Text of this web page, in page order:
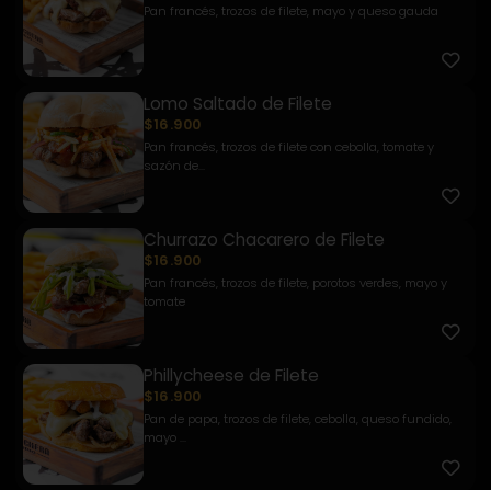
Pan francés, trozos de filete, mayo y queso gauda
Lomo Saltado de Filete
$16.900
Pan francés, trozos de filete con cebolla, tomate y
sazón de...
Churrazo Chacarero de Filete
$16.900
Pan francés, trozos de filete, porotos verdes, mayo y
tomate
Phillycheese de Filete
$16.900
Pan de papa, trozos de filete, cebolla, queso fundido,
mayo ...